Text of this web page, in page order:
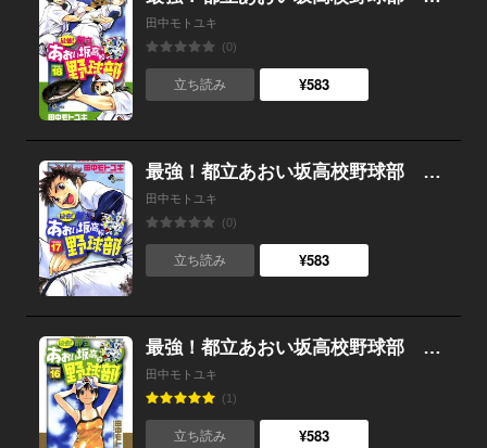
田中モトユキ
(0)
立ち読み ¥583
最強！都立あおい坂高校野球部 （17）
田中モトユキ
(0)
立ち読み ¥583
最強！都立あおい坂高校野球部 （16）
田中モトユキ
(1)
立ち読み ¥583